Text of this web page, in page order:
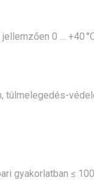
0 … +40
túlmelegedés-
gyakorlatban ≤